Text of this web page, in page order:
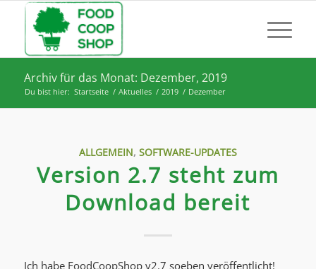
Archiv für das Monat: Dezember, 2019
Du bist hier: Startseite / Aktuelles / 2019 / Dezember
ALLGEMEIN, SOFTWARE-UPDATES
Version 2.7 steht zum
Download bereit
Ich habe FoodCoopShop v2.7 soeben veröffentlicht!